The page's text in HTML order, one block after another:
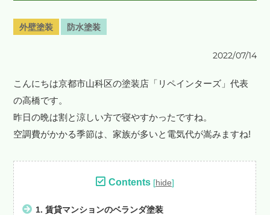
外壁塗装 防水塗装
2022/07/14
こんにちは京都市山科区の塗装店「リペインターズ」代表
の高橋です。
昨日の晩は割と涼しい方で寝やすかったですね。
空調費がかかる季節は、家族が多いと電気代が嵩みますね!
Contents [hide]
1. 賃貸マンションのベランダ塗装